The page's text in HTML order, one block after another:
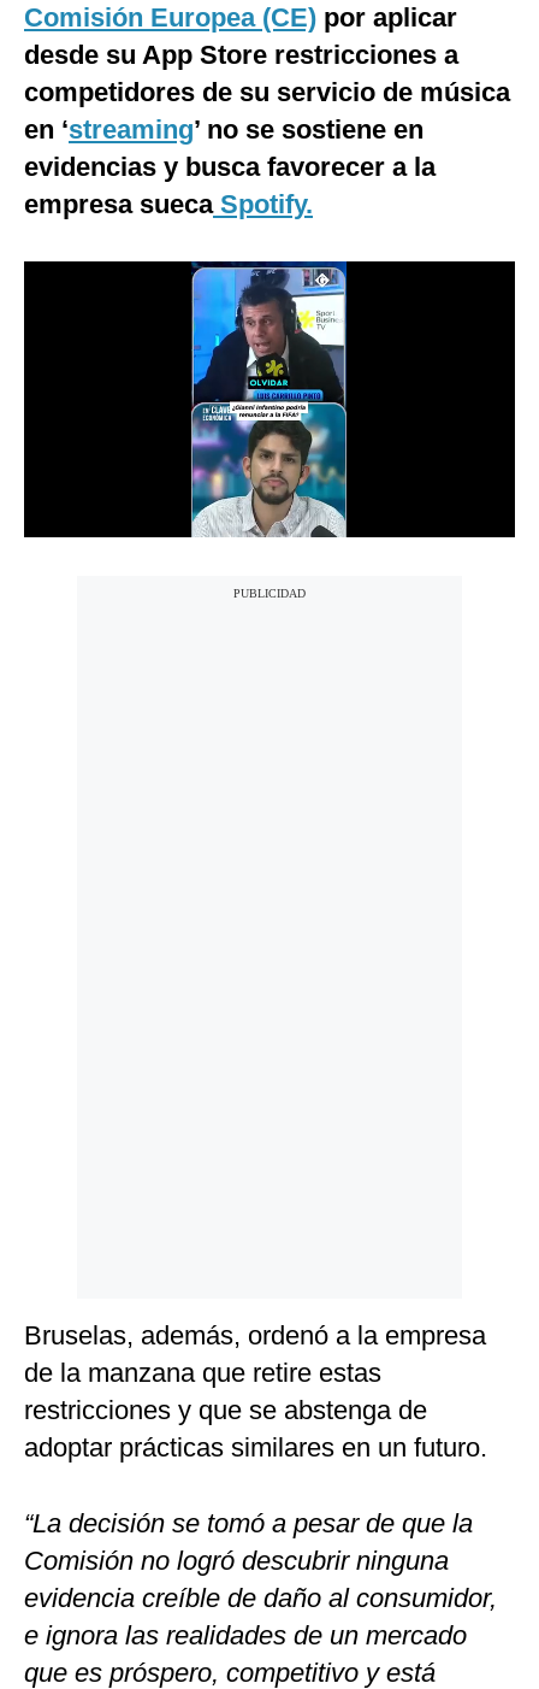
España
Internacional
Comisión Europea (CE) por aplicar
desde su App Store restricciones a
competidores de su servicio de música
en ‘streaming’ no se sostiene en
evidencias y busca favorecer a la
empresa suecaSpotify.
Bruselas, además, ordenó a la empresa
de la manzana que retire estas
restricciones y que se abstenga de
adoptar prácticas similares en un futuro.
“La decisión se tomó a pesar de que la
Comisión no logró descubrir ninguna
evidencia creíble de daño al consumidor,
e ignora las realidades de un mercado
que es próspero, competitivo y está